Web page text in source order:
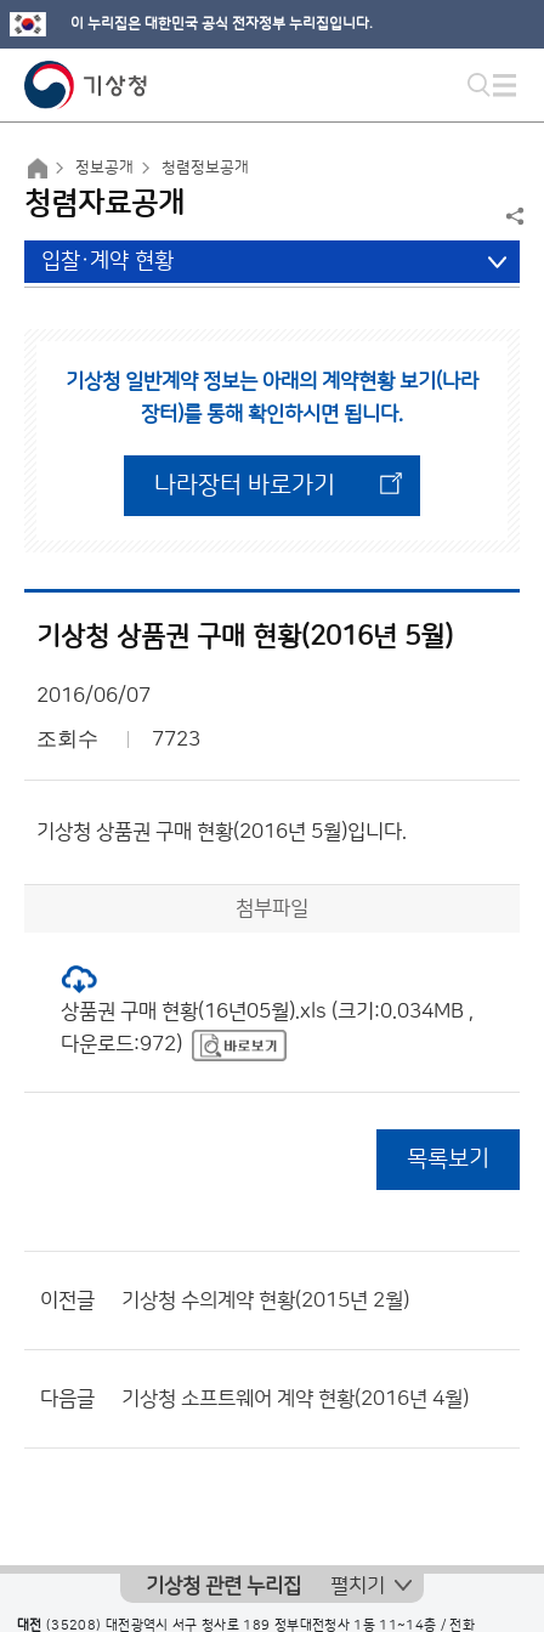
이 누리집은 대한민국 공식 전자정부 누리집입니다.
정보공개 청렴정보공개
청렴자료공개
입찰·계약 현황
기상청 일반계약 정보는 아래의 계약현황 보기(나라
장터)를 통해 확인하시면 됩니다.
나라장터 바로가기
기상청 상품권 구매 현황(2016년 5월)
2016/06/07
조회수 7723
기상청 상품권 구매 현황(2016년 5월)입니다.
첨부파일
상품권 구매 현황(16년05월).xls (크기:0.034MB ,
다운로드:972)
목록보기
이전글 기상청 수의계약 현황(2015년 2월)
다음글 기상청 소프트웨어 계약 현황(2016년 4월)
기상청 관련 누리집 펼치기
대전 (35208) 대전광역시 서구 청사로 189 정부대전청사 1동 11~14층 / 전화